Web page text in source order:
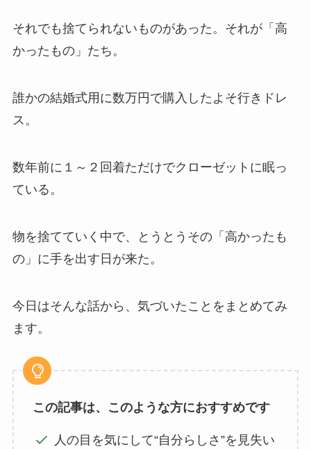
それでも捨てられないものがあった。それが「高
かったもの」たち。
誰かの結婚式用に数万円で購入したよそ行きドレ
ス。
数年前に１～２回着ただけでクローゼットに眠っ
ている。
物を捨てていく中で、とうとうその「高かったも
の」に手を出す日が来た。
今日はそんな話から、気づいたことをまとめてみ
ます。
この記事は、このような方におすすめです
人の目を気にして“自分らしさ”を見失い